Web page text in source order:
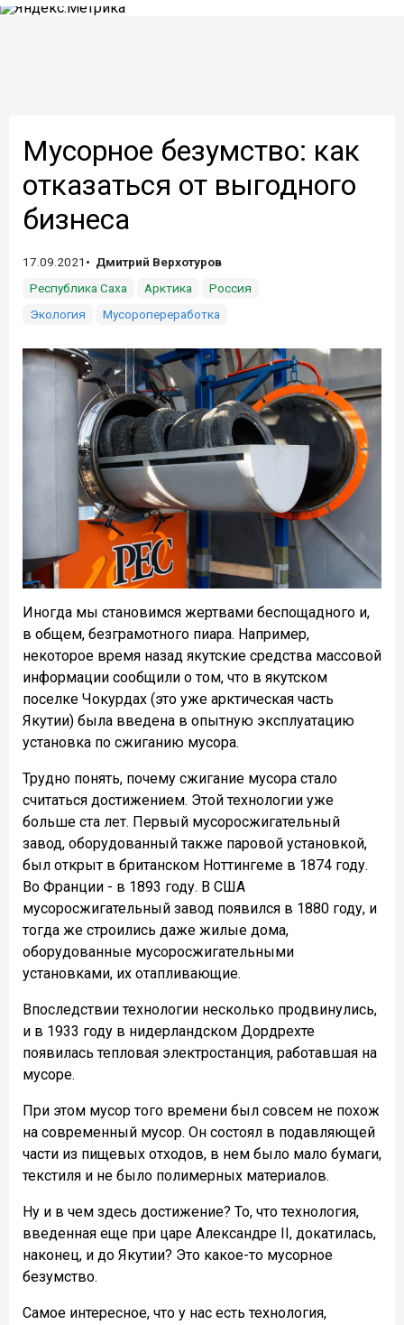
Мусорное безумство: как
отказаться от выгодного
бизнеса
17.09.2021
Дмитрий Верхотуров
Республика Саха
Арктика
Россия
Экология
Мусоропереработка
Иногда мы становимся жертвами беспощадного и,
в общем, безграмотного пиара. Например,
некоторое время назад якутские средства массовой
информации сообщили о том, что в якутском
поселке Чокурдах (это уже арктическая часть
Якутии) была введена в опытную эксплуатацию
установка по сжиганию мусора.
Трудно понять, почему сжигание мусора стало
считаться достижением. Этой технологии уже
больше ста лет. Первый мусоросжигательный
завод, оборудованный также паровой установкой,
был открыт в британском Ноттингеме в 1874 году.
Во Франции - в 1893 году. В США
мусоросжигательный завод появился в 1880 году, и
тогда же строились даже жилые дома,
оборудованные мусоросжигательными
установками, их отапливающие.
Впоследствии технологии несколько продвинулись,
и в 1933 году в нидерландском Дордрехте
появилась тепловая электростанция, работавшая на
мусоре.
При этом мусор того времени был совсем не похож
на современный мусор. Он состоял в подавляющей
части из пищевых отходов, в нем было мало бумаги,
текстиля и не было полимерных материалов.
Ну и в чем здесь достижение? То, что технология,
введенная еще при царе Александре II, докатилась,
наконец, и до Якутии? Это какое-то мусорное
безумство.
Самое интересное, что у нас есть технология,